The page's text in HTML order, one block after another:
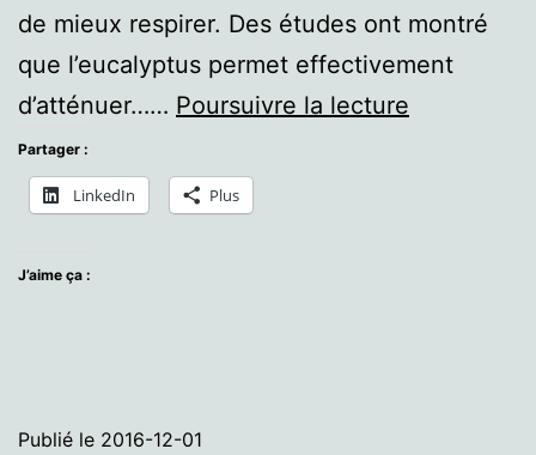
de mieux respirer. Des études ont montré
que l’eucalyptus permet effectivement
d’atténuer…… Poursuivre la lecture
Partager :
LinkedIn Plus
J’aime ça :
Publié le 2016-12-01